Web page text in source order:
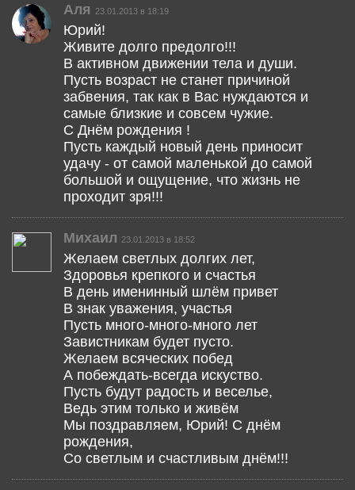
Аля 23.01.2013 в 18:19
Юрий!
Живите долго предолго!!!
В активном движении тела и души.
Пусть возраст не станет причиной
забвения, так как в Вас нуждаются и
самые близкие и совсем чужие.
С Днём рождения !
Пусть каждый новый день приносит
удачу - от самой маленькой до самой
большой и ощущение, что жизнь не
проходит зря!!!
Михаил 23.01.2013 в 18:52
Желаем светлых долгих лет,
Здоровья крепкого и счастья
В день именинный шлём привет
В знак уважения, участья
Пусть много-много-много лет
Завистникам будет пусто.
Желаем всяческих побед
А побеждать-всегда искуство.
Пусть будут радость и веселье,
Ведь этим только и живём
Мы поздравляем, Юрий! С днём
рождения,
Со светлым и счастливым днём!!!